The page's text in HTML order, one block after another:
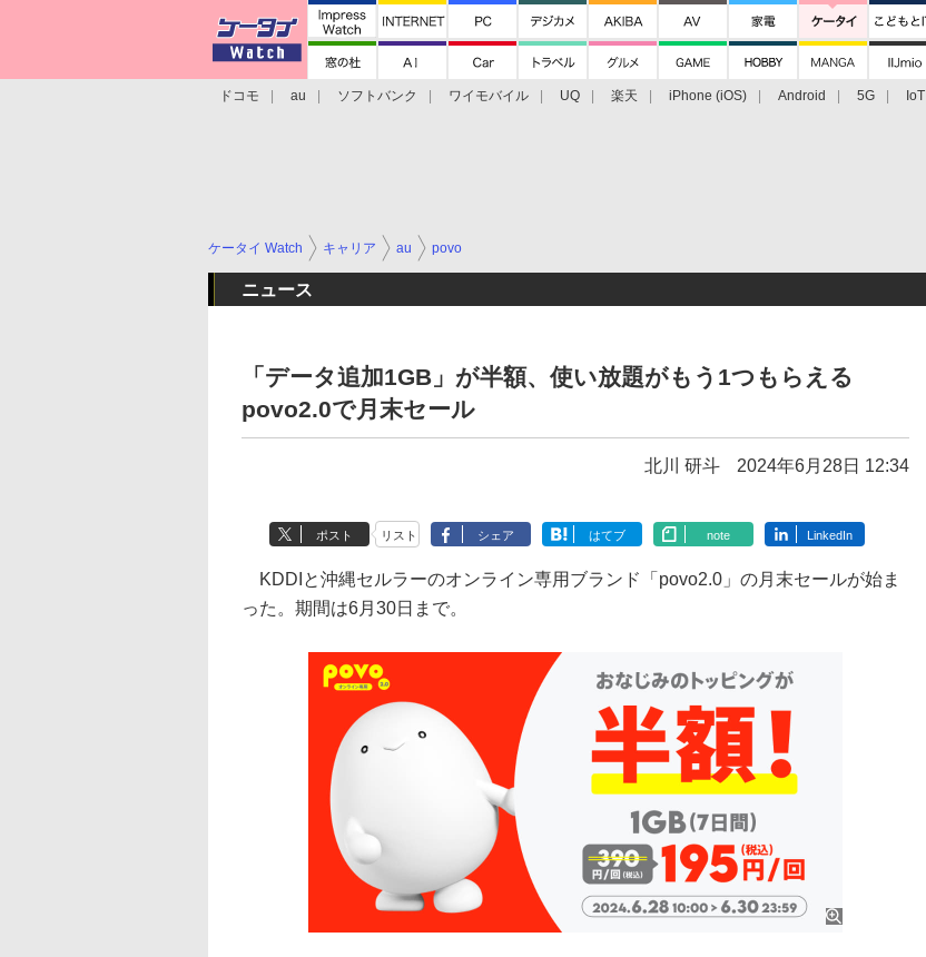
ドコモ au ソフトバンク ワイモバイル UQ 楽天 iPhone (iOS) Android 5G IoT
ケータイ Watch キャリア au povo
ニュース
「データ追加1GB」が半額、使い放題がもう1つもらえる
povo2.0で月末セール
北川 研斗 2024年6月28日 12:34
ポスト リスト シェア はてブ note LinkedIn
KDDIと沖縄セルラーのオンライン専用ブランド「povo2.0」の月末セールが始ま
った。期間は6月30日まで。